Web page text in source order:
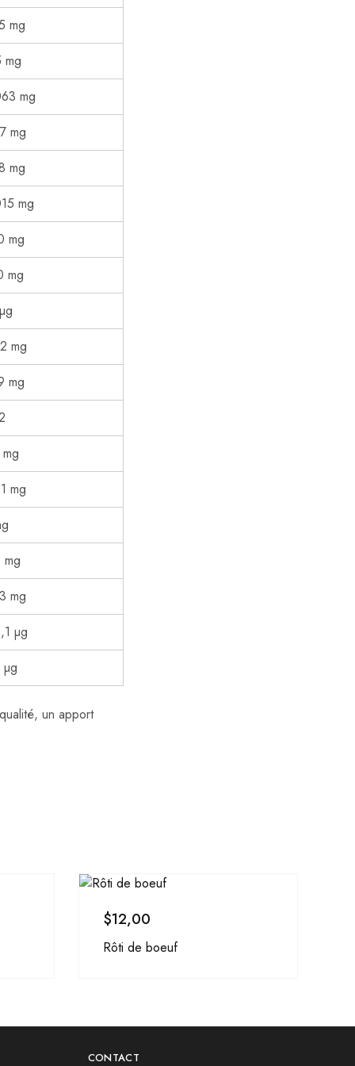
mg
mg
mg
mg
mg
mg
mg
mg
mg
mg
mg
mg
µg
un apport
$12,00
Rôti de boeuf
CONTACT